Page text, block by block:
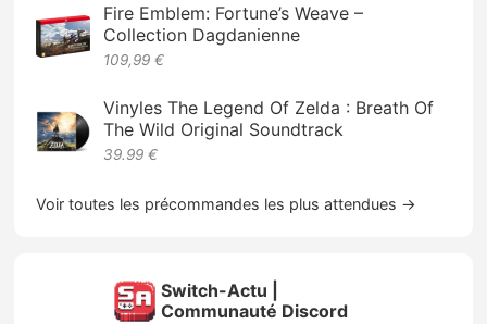
Fire Emblem: Fortune’s Weave –
Collection Dagdanienne
109,99 €
Vinyles The Legend Of Zelda : Breath Of
The Wild Original Soundtrack
39.99 €
Voir toutes les précommandes les plus attendues →
Switch-Actu |
Communauté Discord